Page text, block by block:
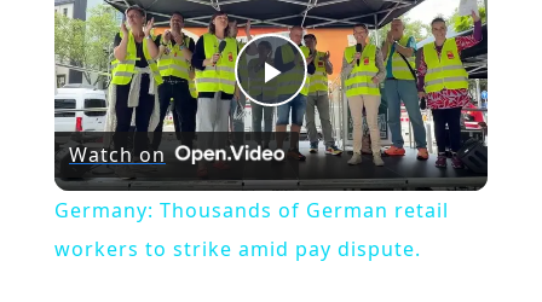
Play
Video
Watch on
Germany: Thousands of German retail
workers to strike amid pay dispute.